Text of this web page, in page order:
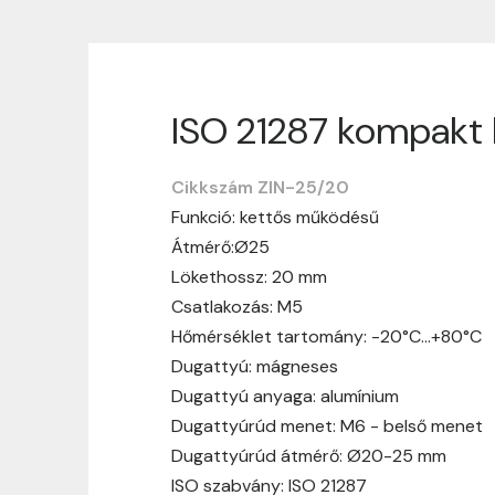
ISO 21287
Cikkszám ZIN-25/20
Funkció: kettős működésű
Átmérő:Ø25
Lökethossz: 20 mm
Csatlakozás: M5
Hőmérséklet tartomány: -20°C…+80°C
Dugattyú: mágneses
Dugattyú anyaga: alumínium
Dugattyúrúd menet: M6 - belső menet
Dugattyúrúd átmérő: Ø20-25 mm
ISO szabvány: ISO 21287
Szállítási
Nagyon köszönjük, hogy
vásárlásotok gördülékenyen és
hosszabb ideig tart, előre
Szállítási díj:
A szállítási díj függ
megtekinthetitek, mielőtt a